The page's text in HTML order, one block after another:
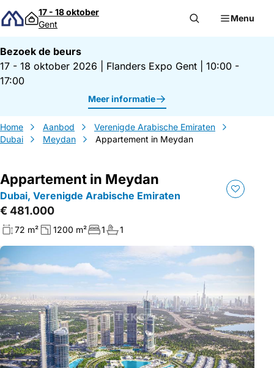
Direct naar inhoud
17 - 18 oktober
Gent
Menu
Bezoek de beurs
17 - 18 oktober 2026
Flanders Expo Gent
10:00 -
17:00
Meer informatie
Home Aanbod
Verenigde Arabische Emiraten
Dubai
Meydan Appartement in Meydan
Appartement in Meydan
Dubai, Verenigde Arabische Emiraten
€ 481.000
72 m² 1200 m² 1 1